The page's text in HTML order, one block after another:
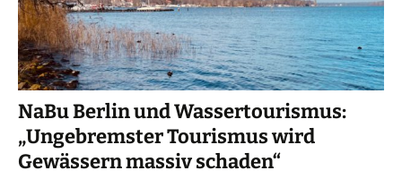
NaBu Berlin und Wassertourismus:
„Ungebremster Tourismus wird
Gewässern massiv schaden“